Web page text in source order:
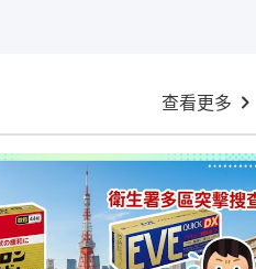
查看更多